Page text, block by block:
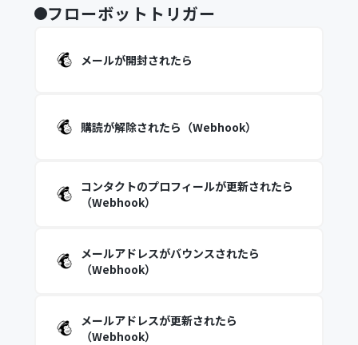
フローボットトリガー
メールが開封されたら
購読が解除されたら（Webhook）
コンタクトのプロフィールが更新されたら
（Webhook）
メールアドレスがバウンスされたら
（Webhook）
メールアドレスが更新されたら
（Webhook）